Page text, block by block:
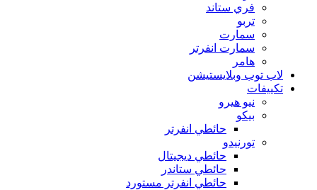
فري ستاند
تربو
سمارت
سمارت انفرتر
هامر
لاب توب وبلايستيشن
تكييفات
نيو هيرو
بيكو
حائطي انفرتر
تورنيدو
حائطي ديجيتال
حائطي ستاندر
حائطي انفرتر مستورد